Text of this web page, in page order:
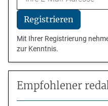
Registrieren
Mit Ihrer Registrierung
zur Kenntnis.
Empfohlener